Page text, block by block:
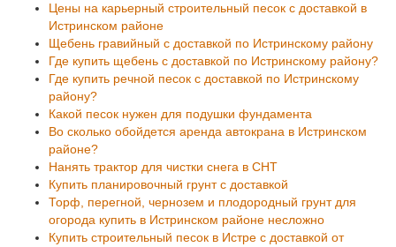
Цены на карьерный строительный песок с доставкой в
Истринском районе
Щебень гравийный с доставкой по Истринскому району
Где купить щебень с доставкой по Истринскому району?
Где купить речной песок с доставкой по Истринскому
району?
Какой песок нужен для подушки фундамента
Во сколько обойдется аренда автокрана в Истринском
районе?
Нанять трактор для чистки снега в СНТ
Купить планировочный грунт с доставкой
Торф, перегной, чернозем и плодородный грунт для
огорода купить в Истринском районе несложно
Купить строительный песок в Истре с доставкой от